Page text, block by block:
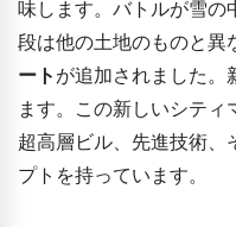
味します。バトルが雪の
段は他の土地のものと異
ート が追加されました。
ます。この新しいシティ
超高層ビル、先進技術、
プトを持っています。